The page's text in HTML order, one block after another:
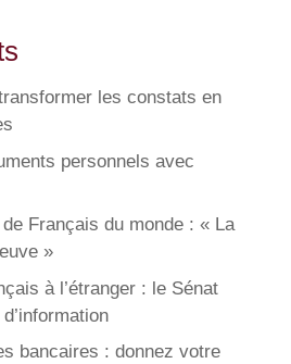
les constats en
personnels avec
de Français du monde : « La
»
à l’étranger : le Sénat
bancaires : donnez votre